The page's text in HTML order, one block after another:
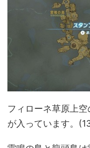
フィローネ草原上
が入っています。